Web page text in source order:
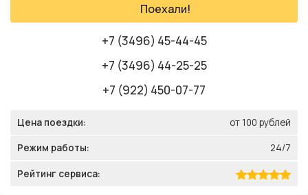
Поехали!
+7 (3496) 45-44-45
+7 (3496) 44-25-25
+7 (922) 450-07-77
Цена поездки: от 100 рублей
Режим работы: 24/7
Рейтинг сервиса: